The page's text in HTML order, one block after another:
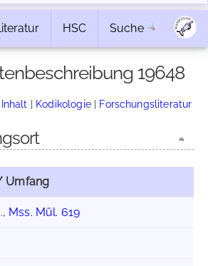
HSC Suche
19648
Inhalt | Kodikologie| Forschungsliteratur
Umfang
Mss. Mül. 619